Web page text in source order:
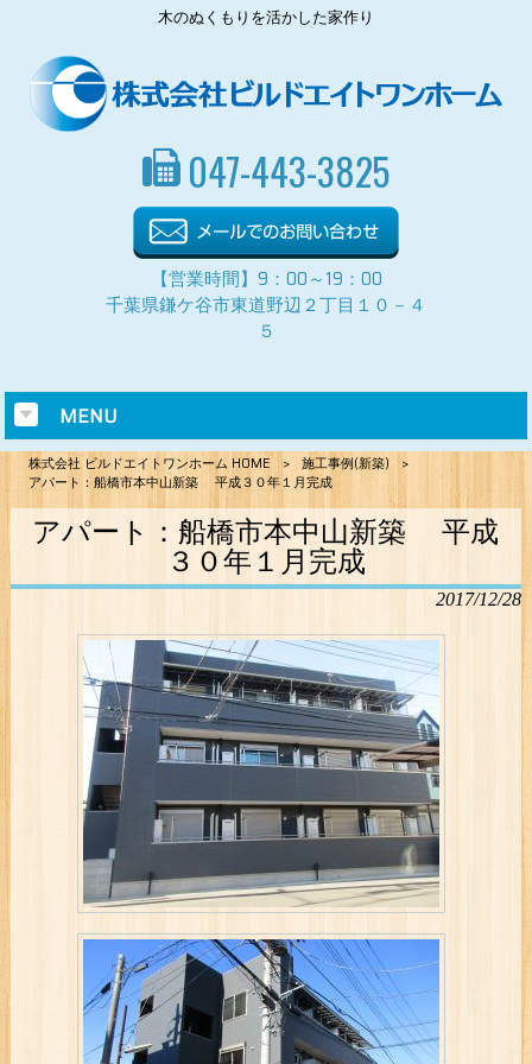
木のぬくもりを活かした家作り
047-443-3825
【営業時間】9：00～19：00
千葉県鎌ケ谷市東道野辺２丁目１０－４
５
MENU
株式会社 ビルドエイトワンホーム HOME > 施工事例(新築)
>
アパート：船橋市本中山新築 平成３０年１月完成
アパート：船橋市本中山新築 平成
３０年１月完成
2017/12/28